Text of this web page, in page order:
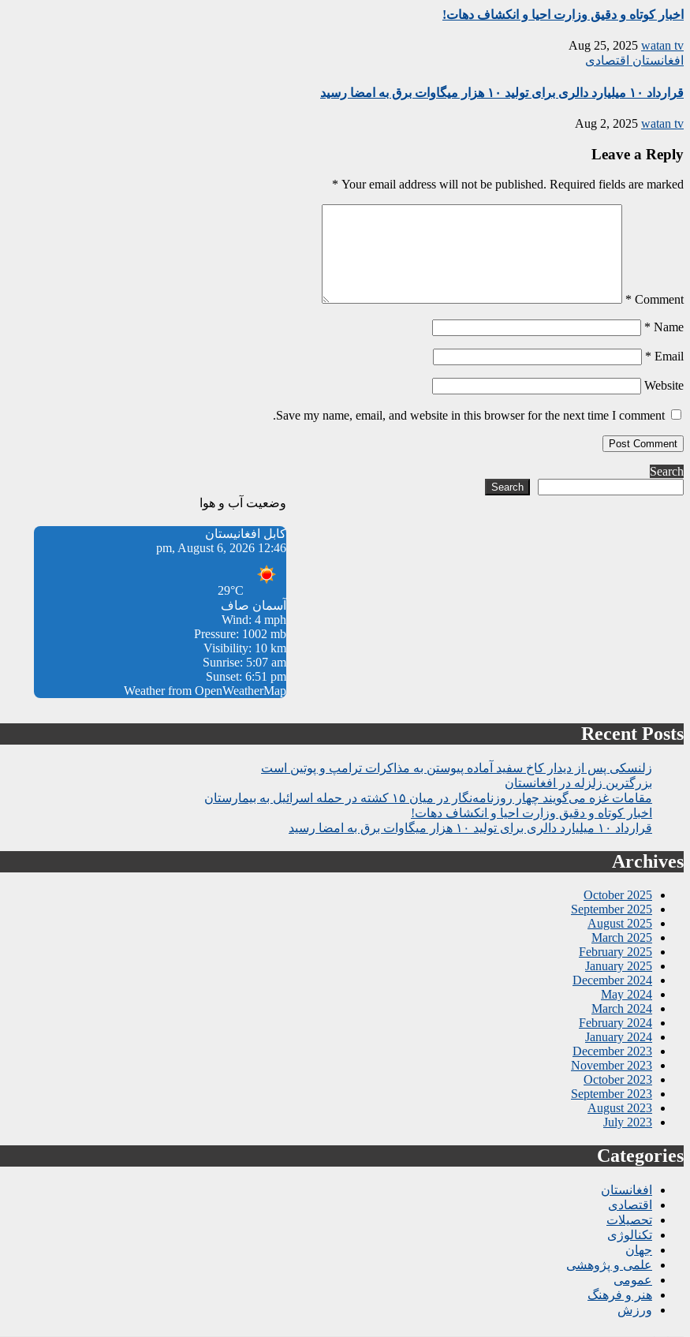
اخبار کوتاه و دقیق وزارت احیا و انکشاف دهات!
Aug 25, 2025 watan tv
افغانستان اقتصادی
قرارداد ۱۰ میلیارد دالری برای تولید ۱۰ هزار میگاوات برق به امضا رسید
Aug 2, 2025 watan tv
Leave a Reply
Your email address will not be published. Required fields are marked
*
Comment
*
Name
*
Email
*
Website
Save my name, email, and website in this browser for the next time I comment.
Search
Search
وضعیت آب و هوا
کابل افغانیستان
12:46 pm, August 6, 2026
29°C
آسمان صاف
Wind: 4 mph
Pressure: 1002 mb
Visibility: 10 km
Sunrise: 5:07 am
Sunset: 6:51 pm
Weather from OpenWeatherMap
Recent Posts
زلنسکی پس از دیدار کاخ سفید آماده پیوستن به مذاکرات ترامپ و پوتین است
بزرگترین زلزله در افغانستان
مقامات غزه می‌گویند چهار روزنامه‌نگار در میان ۱۵ کشته در حمله اسرائیل به بیمارستان
اخبار کوتاه و دقیق وزارت احیا و انکشاف دهات!
قرارداد ۱۰ میلیارد دالری برای تولید ۱۰ هزار میگاوات برق به امضا رسید
Archives
October 2025
September 2025
August 2025
March 2025
February 2025
January 2025
December 2024
May 2024
March 2024
February 2024
January 2024
December 2023
November 2023
October 2023
September 2023
August 2023
July 2023
Categories
افغانستان
اقتصادی
تحصیلات
تکنالوژی
جهان
علمی و پژوهشی
عمومی
هنر و فرهنگ
ورزش